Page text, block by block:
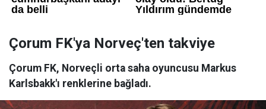
Çorum FK'ya Norveç'ten takviye
Çorum FK, Norveçli orta saha oyuncusu Markus
Karlsbakk'ı renklerine bağladı.